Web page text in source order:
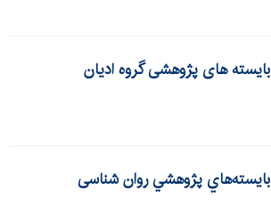
بایسته های پژوهشی گروه ادیان
بايسته‌هاي پژوهشي روان شناسی